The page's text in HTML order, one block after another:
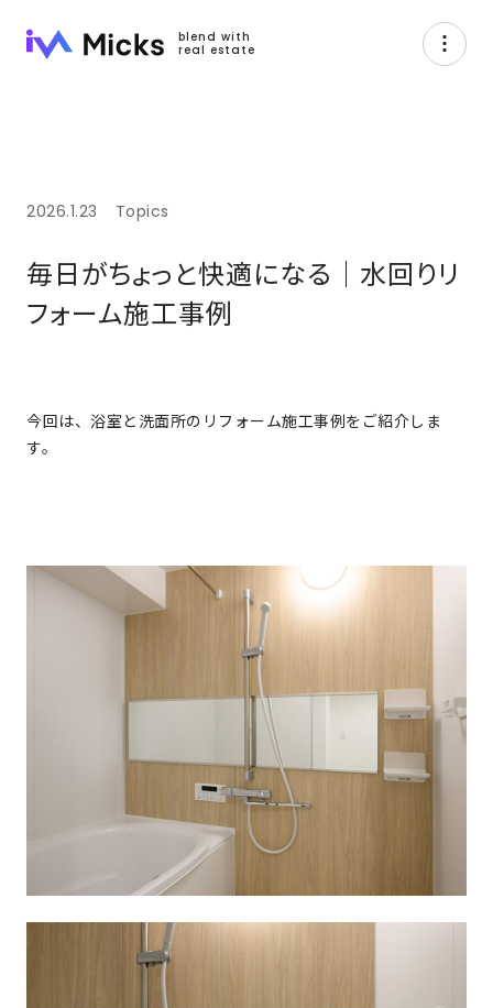
blend with
real estate
2026.1.23 Topics
毎日がちょっと快適になる｜水回りリ
フォーム施工事例
今回は、浴室と洗面所のリフォーム施工事例をご紹介しま
す。